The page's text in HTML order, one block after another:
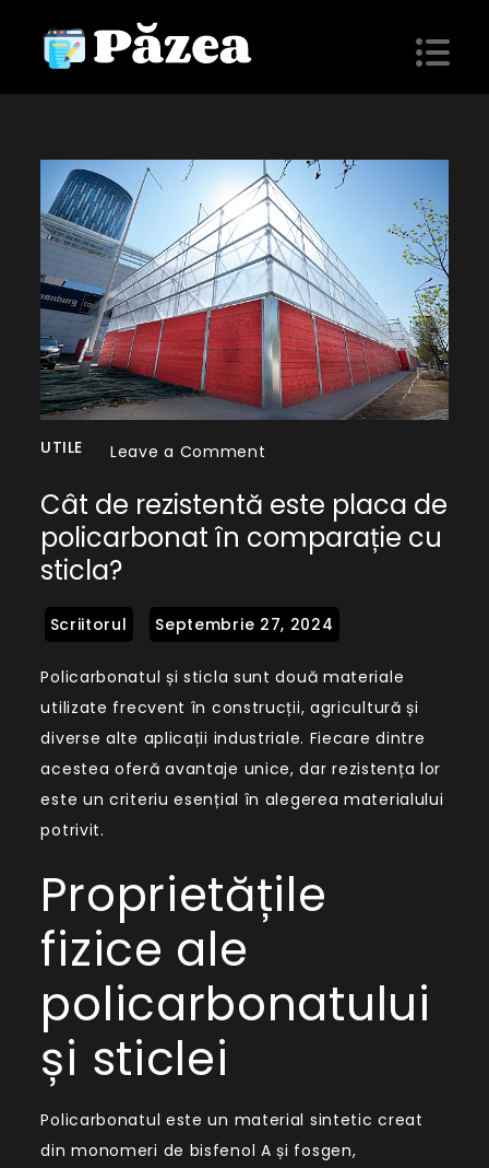
contentPăzea
UTILE Leave a Comment
de
rezistentă
placa
de
Cât de rezistentă este placa de
policarbonat în comparație cu
sticla?
Policarbonatul și sticla sunt două materiale
utilizate frecvent în construcții, agricultură și
diverse alte aplicații industriale. Fiecare dintre
acestea oferă avantaje unice, dar rezistența lor
este un criteriu esențial în alegerea materialului
potrivit.
Proprietățile
fizice ale
policarbonatului
și sticlei
Policarbonatul este un material sintetic creat
din monomeri de bisfenol A și fosgen,